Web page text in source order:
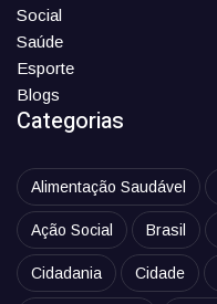
Social
Saúde
Esporte
Blogs
Categorias
Alimentação Saudável
Ação Social Brasil
Cidadania Cidade